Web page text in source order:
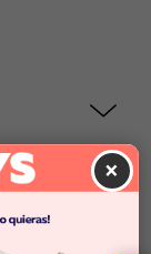
Cantidad:
×